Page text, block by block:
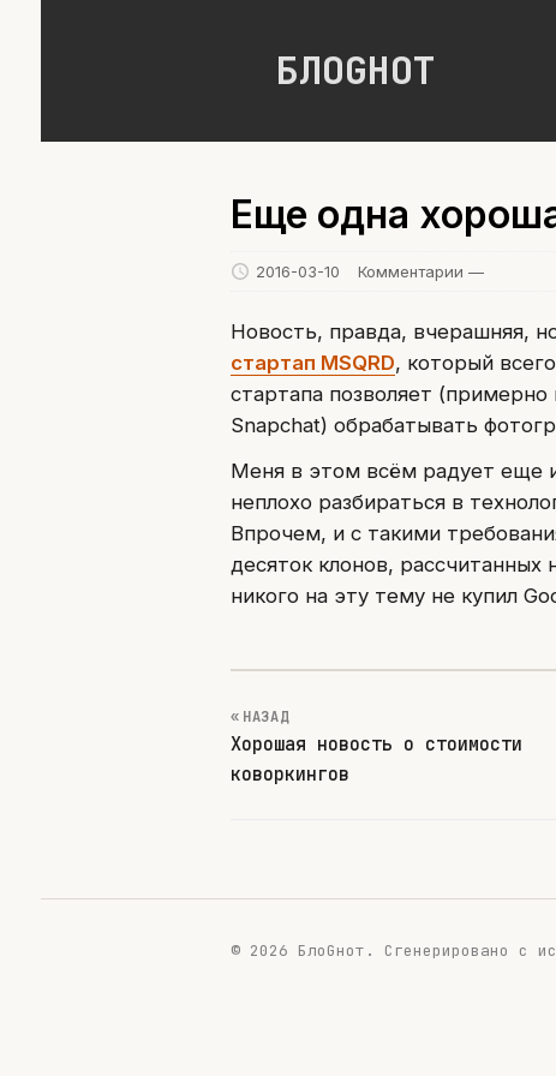
БЛОGНОТ
Еще одна
2016-03-10 Комментарии —
Новость, правда, вчерашняя,
стартап MSQRD, который
стартапа позволяет
Snapchat) обрабатывать
Меня в этом всём радует еще
неплохо разбираться в
Впрочем, и с такими
десяток клонов,
никого на эту тему не купил
« НАЗАД
Хорошая новость о стоимости
коворкингов
© 2026 БлоGнот. Сгенерировано с